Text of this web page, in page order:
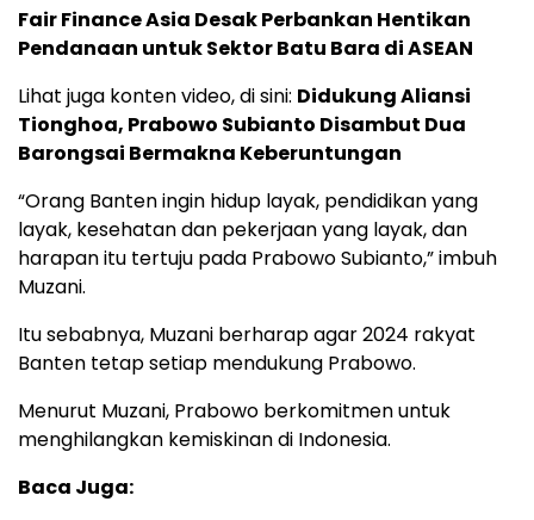
Fair Finance Asia Desak Perbankan Hentikan
Pendanaan untuk Sektor Batu Bara di ASEAN
Lihat juga konten video, di sini: Didukung Aliansi
Tionghoa, Prabowo Subianto Disambut Dua
Barongsai Bermakna Keberuntungan
“Orang Banten ingin hidup layak, pendidikan yang
layak, kesehatan dan pekerjaan yang layak, dan
harapan itu tertuju pada Prabowo Subianto,” imbuh
Muzani.
Itu sebabnya, Muzani berharap agar 2024 rakyat
Banten tetap setiap mendukung Prabowo.
Menurut Muzani, Prabowo berkomitmen untuk
menghilangkan kemiskinan di Indonesia.
Baca Juga: